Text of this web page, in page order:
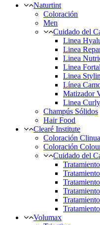
Naturtint
Coloración
Men
Cuidado del
Linea
Linea
Linea
Linea
Linea
Línea
Matizador
Linea Curly
Champús Sólidos
Hair Food
Clearé Institute
Coloración
Coloración
Cuidado del
Volumax